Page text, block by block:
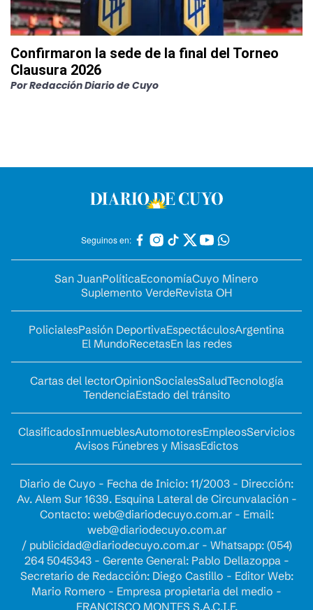
Confirmaron la sede de la final del Torneo
Clausura 2026
PorRedacción Diario de Cuyo
Seguinos en:
San JuanPolíticaEconomíaCuyo Minero
Suplemento VerdeRevista OH
PolicialesPasión DeportivaEspectáculosArgentina
El MundoRecetasEn las redes
Cartas del lectorOpinionSocialesSaludTecnología
TendenciaEstado del tránsito
ClasificadosInmueblesAutomotoresEmpleosServicios
Avisos Fúnebres y MisasEdictos
Diario de Cuyo - Fecha de Inicio: 11/2003 - Dirección:
Av. Alem Sur 1639. Esquina Lateral de Circunvalación -
Contacto: web@diariodecuyo.com.ar- Email:
web@diariodecuyo.com.ar
/ publicidad@diariodecuyo.com.ar- Whatsapp: (054)
264 5045343 - Gerente General: Pablo Dellazoppa -
Secretario de Redacción: Diego Castillo - Editor Web:
Mario Romero - Empresa propietaria del medio -
FRANCISCO MONTES S.A.C.I.F.